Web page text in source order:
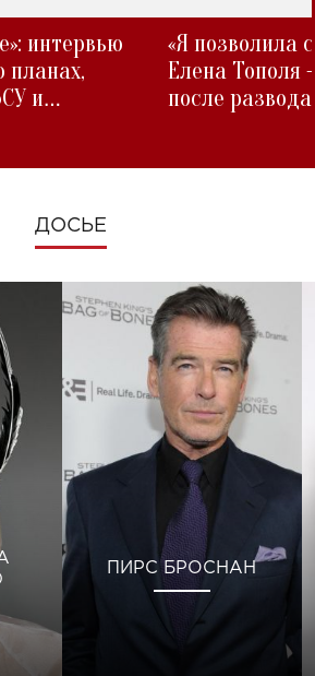
интервью
и
«Я позволила
Елена Тополя
после развода
ДОСЬЕ
ПИРС БРОСНАН